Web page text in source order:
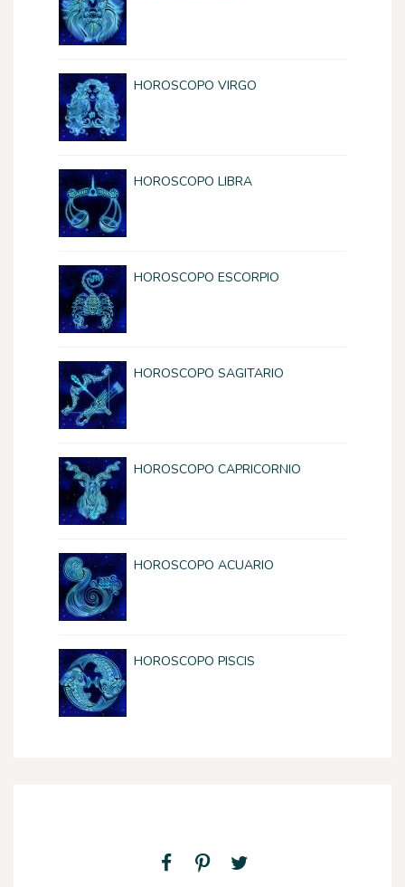
HOROSCOPO VIRGO
HOROSCOPO LIBRA
HOROSCOPO ESCORPIO
HOROSCOPO SAGITARIO
HOROSCOPO CAPRICORNIO
HOROSCOPO ACUARIO
HOROSCOPO PISCIS